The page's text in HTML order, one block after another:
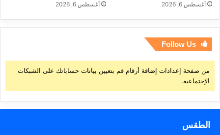
أغسطس 6, 2026 أغسطس 6, 2026
Follow Us
من صفحة إعدادات إضافة أرقام قم بتعيين بيانات حساباتك على الشبكات
الإجتماعية.
الطقس